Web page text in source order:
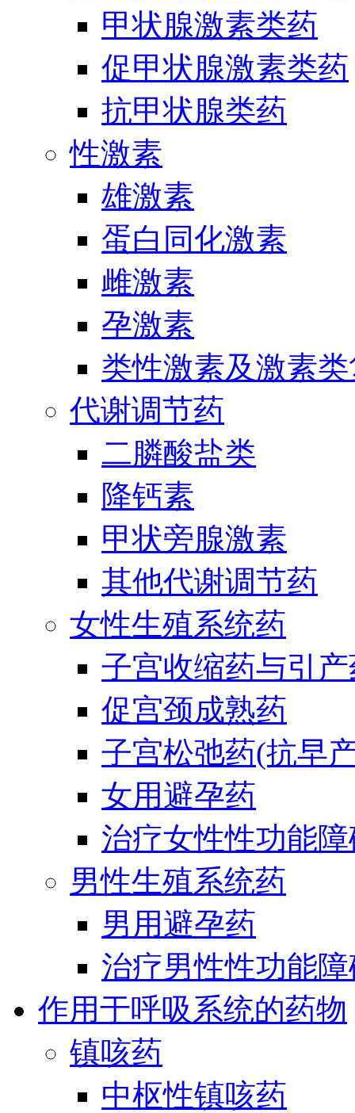
甲状腺激素类药
促甲状腺激素类药
抗甲状腺类药
性激素
雄激素
蛋白同化激素
雌激素
孕激素
类性激素及激素
代谢调节药
二膦酸盐类
降钙素
甲状旁腺激素
其他代谢调节药
女性生殖系统药
子宫收缩药与引
促宫颈成熟药
子宫松弛药(抗早
女用避孕药
治疗女性性功能
男性生殖系统药
男用避孕药
治疗男性性功能
作用于呼吸系统的药物
镇咳药
中枢性镇咳药